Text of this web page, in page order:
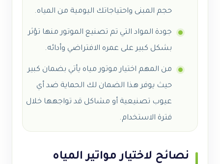
حجم المبنى واحتياجاتك اليومية من المياه.
جودة المواد التي تم تصنيع الموتور منها تؤثر
بشكل كبير على عمره الافتراضي وأدائه.
من المهم اختيار موتور مياه يأتي بضمان كبير
حيث يوفر هذا الضمان لك الحماية ضد أي
عيوب تصنيعية أو مشاكل قد تواجهها خلال
فترة الاستخدام.
نصائح لاختيار مواتير المياه